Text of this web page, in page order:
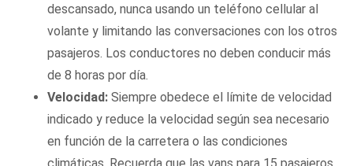
descansado, nunca usando un teléfono cellular al
volante y limitando las conversaciones con los otros
pasajeros. Los conductores no deben conducir más
de 8 horas por día.
Velocidad: Siempre obedece el límite de velocidad
indicado y reduce la velocidad según sea necesario
en función de la carretera o las condiciones
climáticas. Recuerda que las vans para 15 pasajeros